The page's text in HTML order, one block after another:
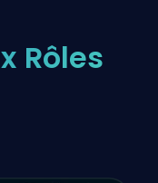
Rôles